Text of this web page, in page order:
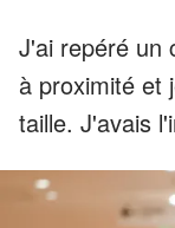
J'ai repéré un
à proximité et
taille. J'avais